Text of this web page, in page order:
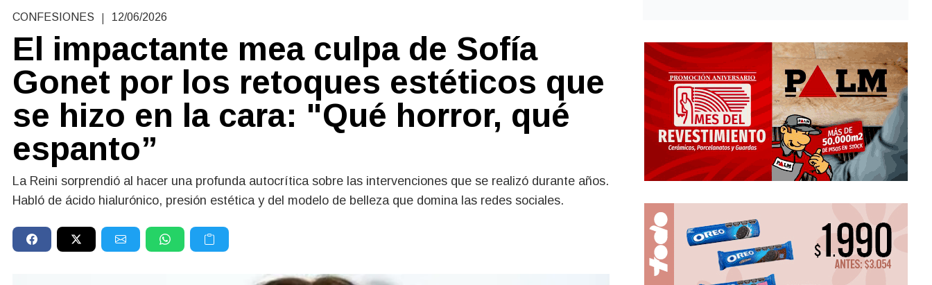
CONFESIONES | 12/06/2026
El impactante mea culpa de Sofía
Gonet por los retoques estéticos que
se hizo en la cara: "Qué horror, qué
espanto”
La Reini sorprendió al hacer una profunda autocrítica sobre las intervenciones que se realizó durante años.
Habló de ácido hialurónico, presión estética y del modelo de belleza que domina las redes sociales.